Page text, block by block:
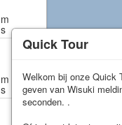
m
s
m
s
Quick Tour
Welkom bij onze Quick
geven van Wisuki
seconden. .